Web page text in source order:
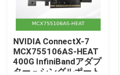
工場見学
品質管理
お問い合わせ
NVIDIA ConnectX-7
MCX755106AS-HEAT
400G InfiniBandアダプ
ター – シングルポート